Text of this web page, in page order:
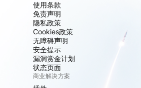
使用条款
免责声明
隐私政策
Cookies政策
无障碍声明
安全提示
漏洞赏金计划
状态页面
商业解决方案